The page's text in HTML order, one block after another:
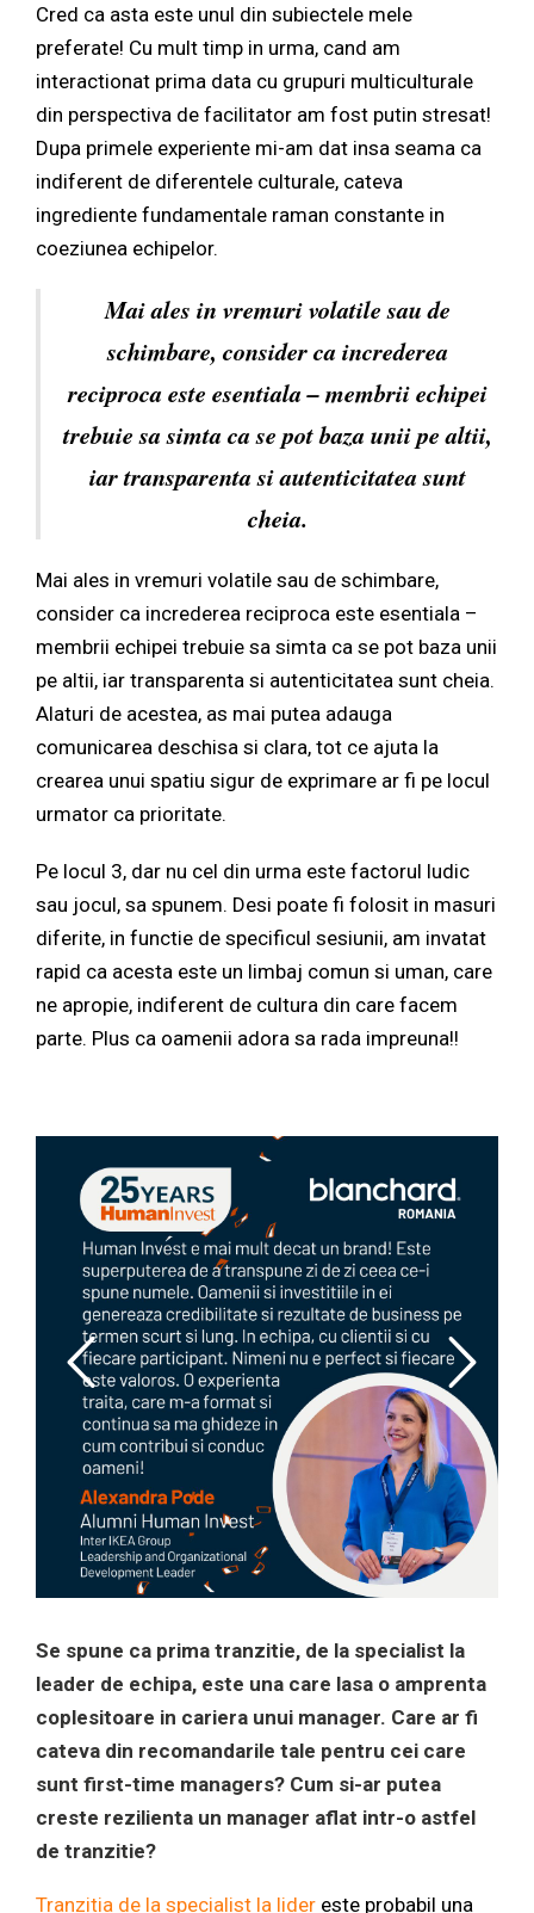
Cred ca asta este unul din subiectele mele
preferate! Cu mult timp in urma, cand am
interactionat prima data cu grupuri multiculturale
din perspectiva de facilitator am fost putin stresat!
Dupa primele experiente mi-am dat insa seama ca
indiferent de diferentele culturale, cateva
ingrediente fundamentale raman constante in
coeziunea echipelor.
Mai ales in vremuri volatile sau de
schimbare, consider ca increderea
reciproca este esentiala – membrii echipei
trebuie sa simta ca se pot baza unii pe altii,
iar transparenta si autenticitatea sunt
cheia.
Mai ales in vremuri volatile sau de schimbare,
consider ca increderea reciproca este esentiala –
membrii echipei trebuie sa simta ca se pot baza unii
pe altii, iar transparenta si autenticitatea sunt cheia.
Alaturi de acestea, as mai putea adauga
comunicarea deschisa si clara, tot ce ajuta la
crearea unui spatiu sigur de exprimare ar fi pe locul
urmator ca prioritate.
Pe locul 3, dar nu cel din urma este factorul ludic
sau jocul, sa spunem. Desi poate fi folosit in masuri
diferite, in functie de specificul sesiunii, am invatat
rapid ca acesta este un limbaj comun si uman, care
ne apropie, indiferent de cultura din care facem
parte. Plus ca oamenii adora sa rada impreuna!!
Se spune ca prima tranzitie, de la specialist la
leader de echipa, este una care lasa o amprenta
coplesitoare in cariera unui manager. Care ar fi
cateva din recomandarile tale pentru cei care
sunt first-time managers? Cum si-ar putea
creste rezilienta un manager aflat intr-o astfel
de tranzitie?
Tranzitia de la specialist la lider este probabil una